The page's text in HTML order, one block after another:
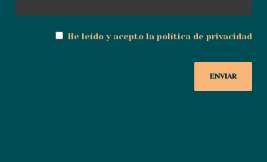
He leído y acepto la política de privacidad